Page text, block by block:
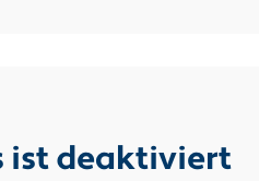
ist deaktiviert